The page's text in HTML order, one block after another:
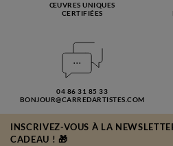
ŒUVRES UNIQUES
CERTIFIÉES
04 86 31 85 33
BONJOUR@CARREDARTISTES.COM
INSCRIVEZ-VOUS À LA
CADEAU ! 🎁